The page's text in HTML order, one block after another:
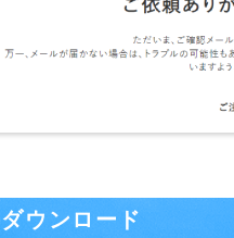
ウンロード